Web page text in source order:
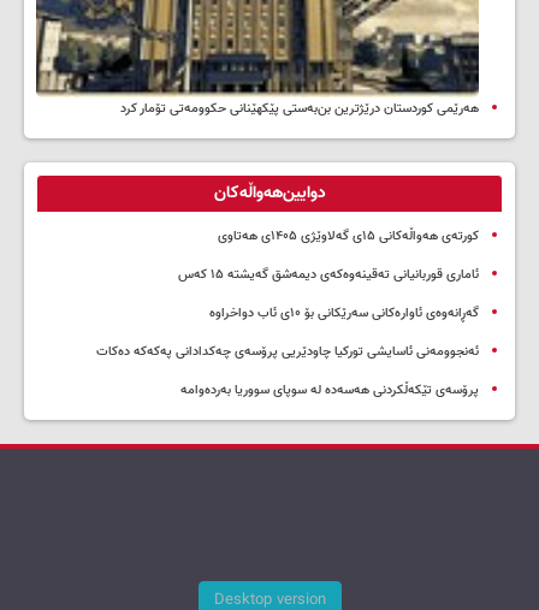
هەرێمی کوردستان درێژترین بن‌بەستی پێکهێنانی حکوومەتی تۆمار کرد
دوایین‌هەواڵەکان
کورتەی هەواڵەکانی ۱۵ی گەلاوێژی ۱۴۰۵ی هەتاوی
ئاماری قوربانیانی تەقینەوەکەی دیمەشق گەیشتە ۱۵ کەس
گەڕانەوەی ئاوارەکانی سەرێکانی بۆ ۱۰ی ئاب دواخراوە
ئەنجوومەنی ئاسایشی تورکیا چاودێریی پرۆسەی چەکدادانی پەکەکە دەکات
پرۆسەی تێکەڵکردنی هەسەدە لە سوپای سووریا بەردەوامە
Desktop version